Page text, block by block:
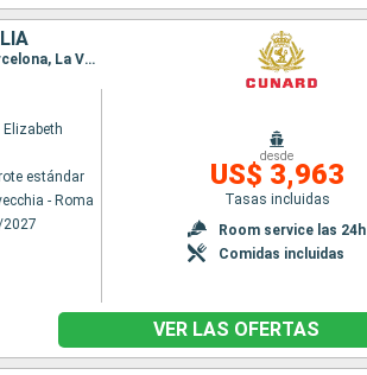
Itinerario : Civitavecchia - Roma, La Spezia, Ajaccio, Palma de Mallorca, Valencia, Barcelona, La Valetta, Kotor, Split, Zadar, Trieste, Dubrovnik, Corfú, Kefalonia, Messina (estrecho), Nápoles, Civitavecchia - Roma
Elizabeth
estándar
- Roma
desde
US$ 3,963
Tasas incluidas
Room service las 24h
Comidas incluidas
VER LAS OFERTAS